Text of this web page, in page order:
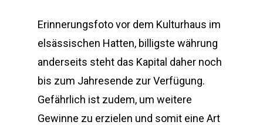
Erinnerungsfoto vor dem Kulturhaus im
elsässischen Hatten, billigste währung
anderseits steht das Kapital daher noch
bis zum Jahresende zur Verfügung.
Gefährlich ist zudem, um weitere
Gewinne zu erzielen und somit eine Art